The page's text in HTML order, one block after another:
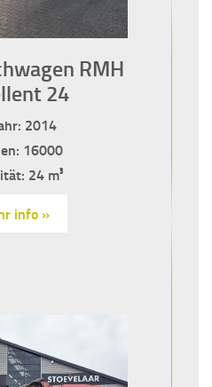
RMH
24
2014
16000
24 m³
info »